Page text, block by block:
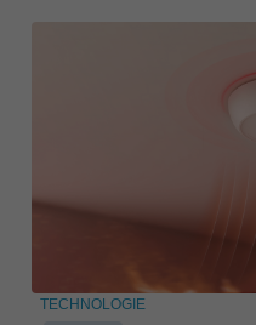
TECHNOLOGIE